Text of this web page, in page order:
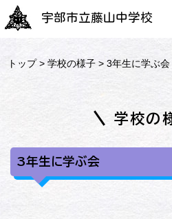
宇部市立藤山中学校
トップ>学校の様子 > 3年生に学ぶ会
学校の
3年生に学ぶ会